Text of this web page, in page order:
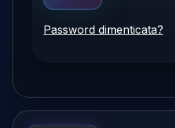
Password dimenticata?